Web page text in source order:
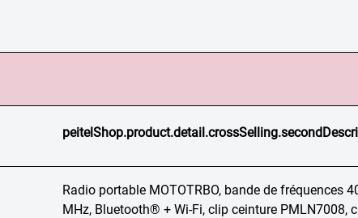
Radio portable MOTOTRBO, bande de fréquences
MHz, Bluetooth® + Wi-Fi, clip ceinture PMLN7008,